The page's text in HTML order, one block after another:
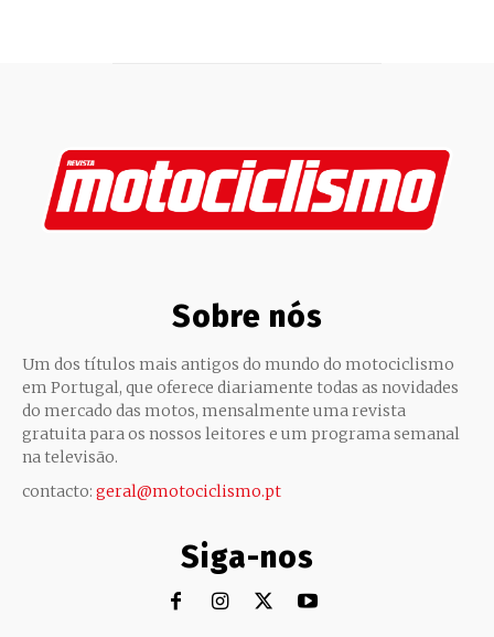
Sobre nós
Um dos títulos mais antigos do mundo do motociclismo
em Portugal, que oferece diariamente todas as novidades
do mercado das motos, mensalmente uma revista
gratuita para os nossos leitores e um programa semanal
na televisão.
contacto: geral@motociclismo.pt
Siga-nos